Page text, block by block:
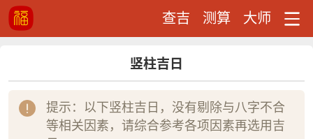
查吉 测算 大师
竖柱吉日
提示：以下竖柱吉日，没有剔除与八字不合
等相关因素，请综合参考各项因素再选用吉